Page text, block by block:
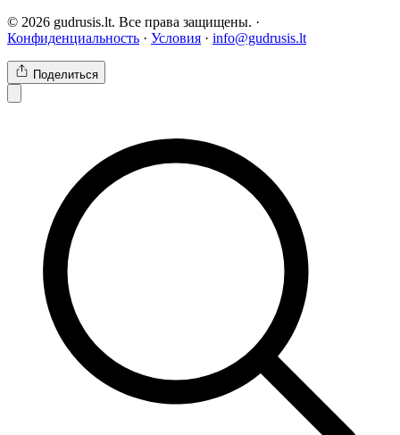
© 2026 gudrusis.lt. Все права защищены. ·
Конфиденциальность · Условия · info@gudrusis.lt
Поделиться